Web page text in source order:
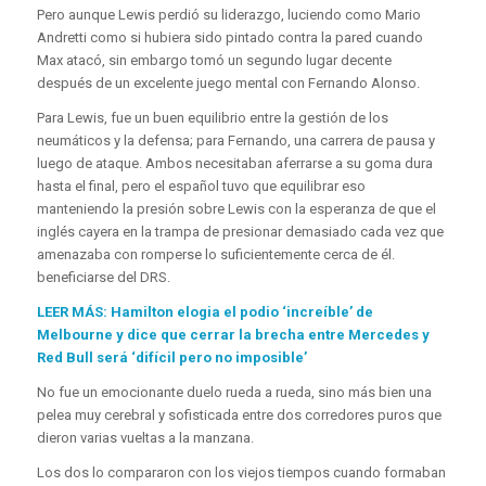
Pero aunque Lewis perdió su liderazgo, luciendo como Mario
Andretti como si hubiera sido pintado contra la pared cuando
Max atacó, sin embargo tomó un segundo lugar decente
después de un excelente juego mental con Fernando Alonso.
Para Lewis, fue un buen equilibrio entre la gestión de los
neumáticos y la defensa; para Fernando, una carrera de pausa y
luego de ataque. Ambos necesitaban aferrarse a su goma dura
hasta el final, pero el español tuvo que equilibrar eso
manteniendo la presión sobre Lewis con la esperanza de que el
inglés cayera en la trampa de presionar demasiado cada vez que
amenazaba con romperse lo suficientemente cerca de él.
beneficiarse del DRS.
LEER MÁS: Hamilton elogia el podio ‘increíble’ de
Melbourne y dice que cerrar la brecha entre Mercedes y
Red Bull será ‘difícil pero no imposible’
No fue un emocionante duelo rueda a rueda, sino más bien una
pelea muy cerebral y sofisticada entre dos corredores puros que
dieron varias vueltas a la manzana.
Los dos lo compararon con los viejos tiempos cuando formaban